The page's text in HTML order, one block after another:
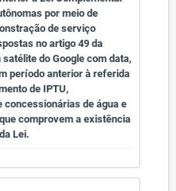
por meio de
de serviço
no artigo 49 da
do Google com data,
período anterior à referida
de IPTU,
concessionárias de água e
comprovem a existência
Lei.